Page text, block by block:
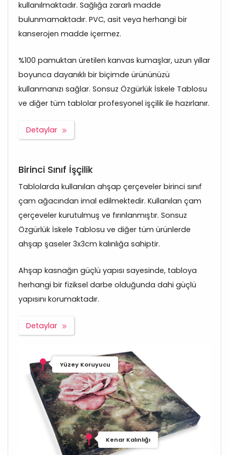
kullanılmaktadır. Sağlığa zararlı madde
bulunmamaktadır. PVC, asit veya herhangi bir
kanserojen madde içermez.
%100 pamuktan üretilen kanvas kumaşlar, uzun yıllar
boyunca dayanıklı bir biçimde ürününüzü
kullanmanızı sağlar. Sonsuz Özgürlük İskele Tablosu
ve diğer tüm tablolar profesyonel işçilik ile hazırlanır.
Detaylar
Birinci Sınıf İşçilik
Tablolarda kullanılan ahşap çerçeveler birinci sınıf
çam ağacından imal edilmektedir. Kullanılan çam
çerçeveler kurutulmuş ve fırınlanmıştır. Sonsuz
Özgürlük İskele Tablosu ve diğer tüm ürünlerde
ahşap şaseler 3x3cm kalınlığa sahiptir.
Ahşap kasnağın güçlü yapısı sayesinde, tabloya
herhangi bir fiziksel darbe olduğunda dahi güçlü
yapısını korumaktadır.
Detaylar
Yüzey Koruyucu
Kenar Kalınlığı